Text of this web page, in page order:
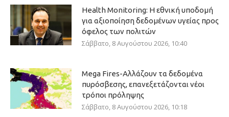
Health Monitoring: Η εθνική υποδομή
για αξιοποίηση δεδομένων υγείας προς
όφελος των πολιτών
Σάββατο, 8 Αυγούστου 2026, 10:40
Mega Fires-Αλλάζουν τα δεδομένα
πυρόσβεσης, επανεξετάζονται νέοι
τρόποι πρόληψης
Σάββατο, 8 Αυγούστου 2026, 10:18